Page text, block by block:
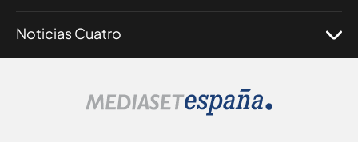
Noticias Cuatro